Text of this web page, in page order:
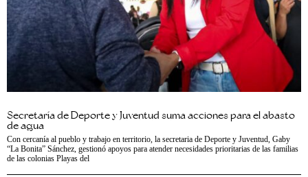
Secretaría de Deporte y Juventud suma acciones para el abasto
de agua
Con cercanía al pueblo y trabajo en territorio, la secretaria de Deporte y Juventud, Gaby
“La Bonita” Sánchez, gestionó apoyos para atender necesidades prioritarias de las familias
de las colonias Playas del